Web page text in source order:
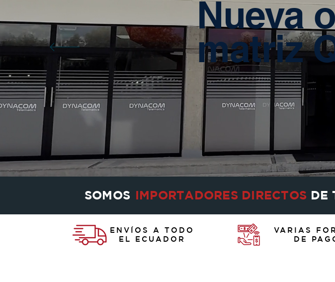
Nueva
matriz
SOMOS IMPORTADORES DIRECTOS DE
ENVÍOS A TODO
EL ECUADOR
VARIAS
DE